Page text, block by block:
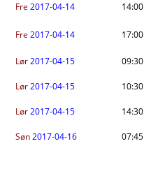
Fre 2017-04-14 14:00
Fre 2017-04-14 17:00
Lør2017-04-15 09:30
Lør2017-04-15 10:30
Lør2017-04-15 14:30
Søn2017-04-16 07:45